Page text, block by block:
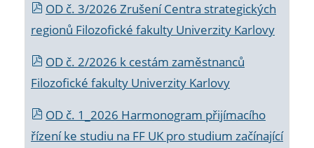
OD č. 3/2026 Zrušení Centra strategických
regionů Filozofické fakulty Univerzity Karlovy
OD č. 2/2026 k cestám zaměstnanců
Filozofické fakulty Univerzity Karlovy
OD č. 1_2026 Harmonogram přijímacího
řízení ke studiu na FF UK pro studium začínající